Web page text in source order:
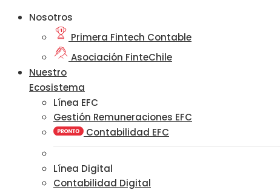
Nosotros
Primera Fintech Contable
Asociación FinteChile
Nuestro
Ecosistema
Línea EFC
Gestión Remuneraciones EFC
Contabilidad EFC
Línea Digital
Contabilidad Digital